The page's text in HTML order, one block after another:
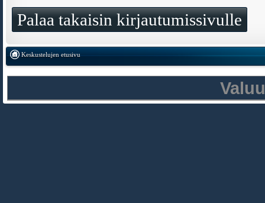
Palaa takaisin kirjautumissivulle
Keskustelujen etusivu